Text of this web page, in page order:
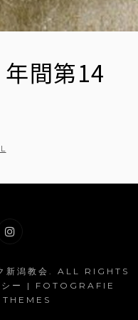
間第14
新潟教会 . ALL RIGHTS
ー
| FOTOGRAFIE